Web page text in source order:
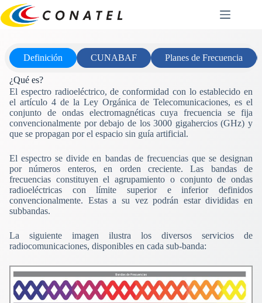
Saltar
al
contenido
Definición CUNABAF Planes de Frecuencia
¿Qué es?
El espectro radioeléctrico, de conformidad con lo establecido en
el artículo 4 de la Ley Orgánica de Telecomunicaciones, es el
conjunto de ondas electromagnéticas cuya frecuencia se fija
convencionalmente por debajo de los 3000 gigahercios (GHz) y
que se propagan por el espacio sin guía artificial.
El espectro se divide en bandas de frecuencias que se designan
por números enteros, en orden creciente. Las bandas de
frecuencias constituyen el agrupamiento o conjunto de ondas
radioeléctricas con límite superior e inferior definidos
convencionalmente. Estas a su vez podrán estar divididas en
subbandas.
La siguiente imagen ilustra los diversos servicios de
radiocomunicaciones, disponibles en cada sub-banda: